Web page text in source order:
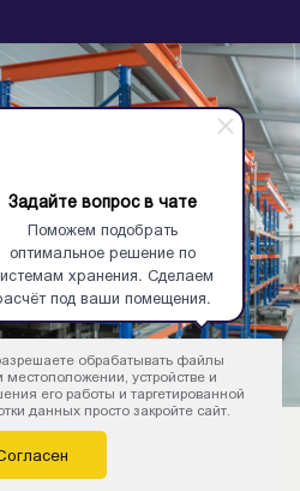
Задайте вопрос в чате
Поможем подобрать
оптимальное решение по
хранения. Сделаем
под ваши помещения.
обрабатывать файлы
устройстве и
его работы и таргетированной
данных просто закройте сайт.